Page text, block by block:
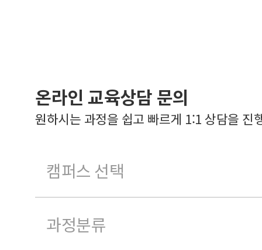
온라인 교육상담 문의
원하시는 과정을 쉽고 빠르게 1:1 상담을 진